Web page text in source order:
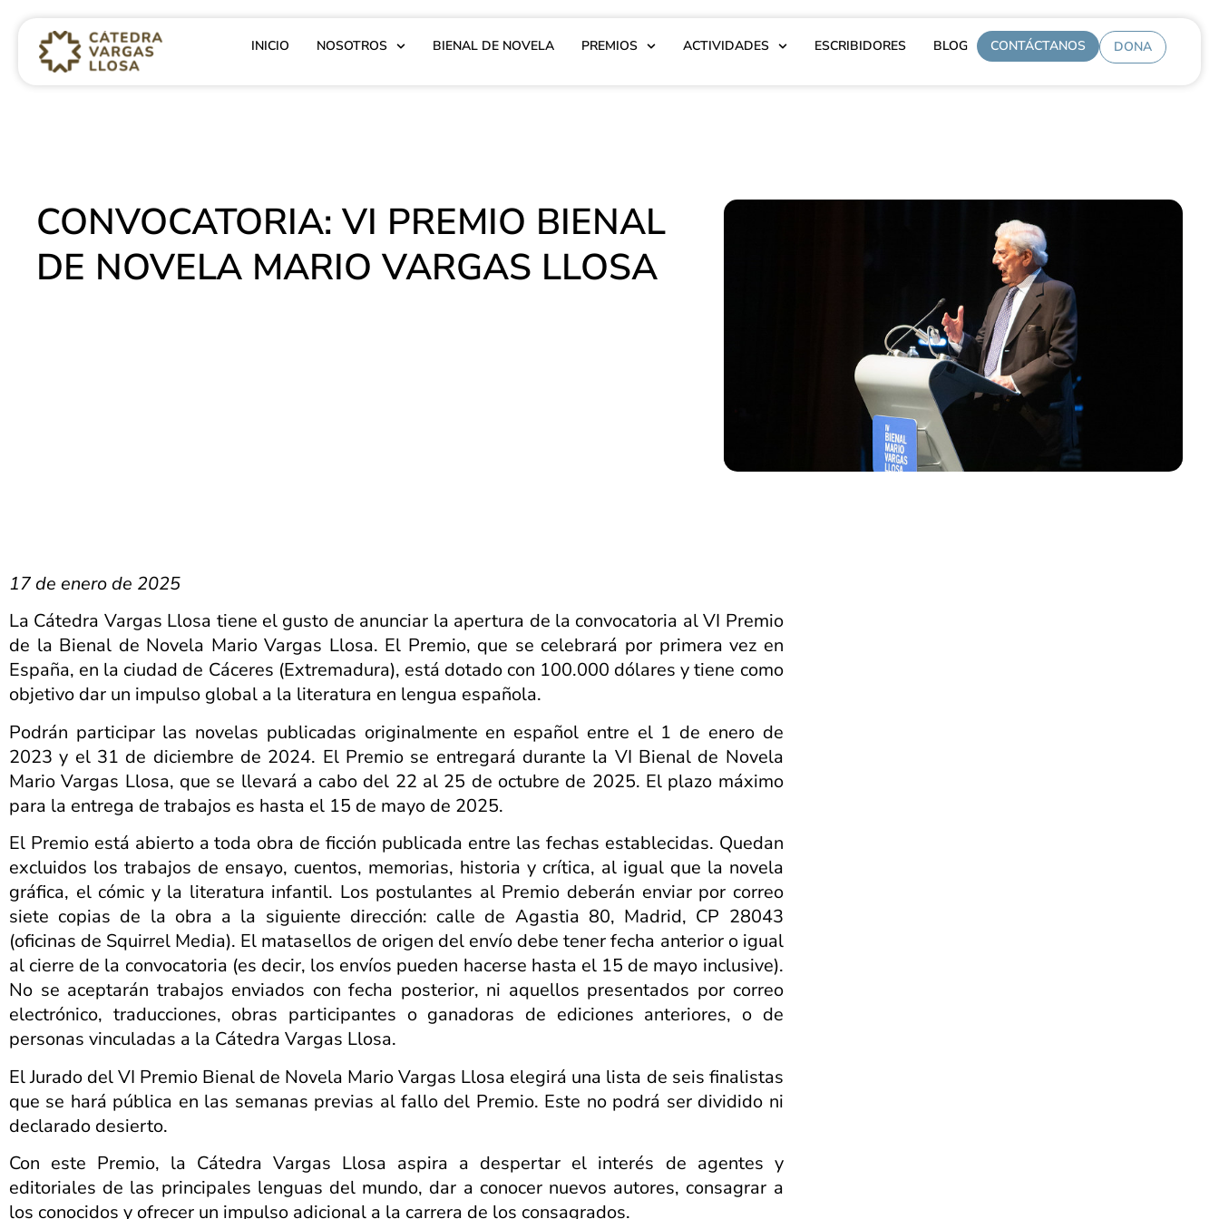
INICIO NOSOTROS BIENAL DE NOVELA PREMIOS ACTIVIDADES ESCRIBIDORES BLOG CONTÁCTANOS DONA
CONVOCATORIA: VI PREMIO BIENAL
DE NOVELA MARIO VARGAS LLOSA
17 de enero de 2025
La Cátedra Vargas Llosa tiene el gusto de anunciar la apertura de la convocatoria al VI Premio
de la Bienal de Novela Mario Vargas Llosa. El Premio, que se celebrará por primera vez en
España, en la ciudad de Cáceres (Extremadura), está dotado con 100.000 dólares y tiene como
objetivo dar un impulso global a la literatura en lengua española.
Podrán participar las novelas publicadas originalmente en español entre el 1 de enero de
2023 y el 31 de diciembre de 2024. El Premio se entregará durante la VI Bienal de Novela
Mario Vargas Llosa, que se llevará a cabo del 22 al 25 de octubre de 2025. El plazo máximo
para la entrega de trabajos es hasta el 15 de mayo de 2025.
El Premio está abierto a toda obra de ficción publicada entre las fechas establecidas. Quedan
excluidos los trabajos de ensayo, cuentos, memorias, historia y crítica, al igual que la novela
gráfica, el cómic y la literatura infantil. Los postulantes al Premio deberán enviar por correo
siete copias de la obra a la siguiente dirección: calle de Agastia 80, Madrid, CP 28043
(oficinas de Squirrel Media). El matasellos de origen del envío debe tener fecha anterior o igual
al cierre de la convocatoria (es decir, los envíos pueden hacerse hasta el 15 de mayo inclusive).
No se aceptarán trabajos enviados con fecha posterior, ni aquellos presentados por correo
electrónico, traducciones, obras participantes o ganadoras de ediciones anteriores, o de
personas vinculadas a la Cátedra Vargas Llosa.
El Jurado del VI Premio Bienal de Novela Mario Vargas Llosa elegirá una lista de seis finalistas
que se hará pública en las semanas previas al fallo del Premio. Este no podrá ser dividido ni
declarado desierto.
Con este Premio, la Cátedra Vargas Llosa aspira a despertar el interés de agentes y
editoriales de las principales lenguas del mundo, dar a conocer nuevos autores, consagrar a
los conocidos y ofrecer un impulso adicional a la carrera de los consagrados.